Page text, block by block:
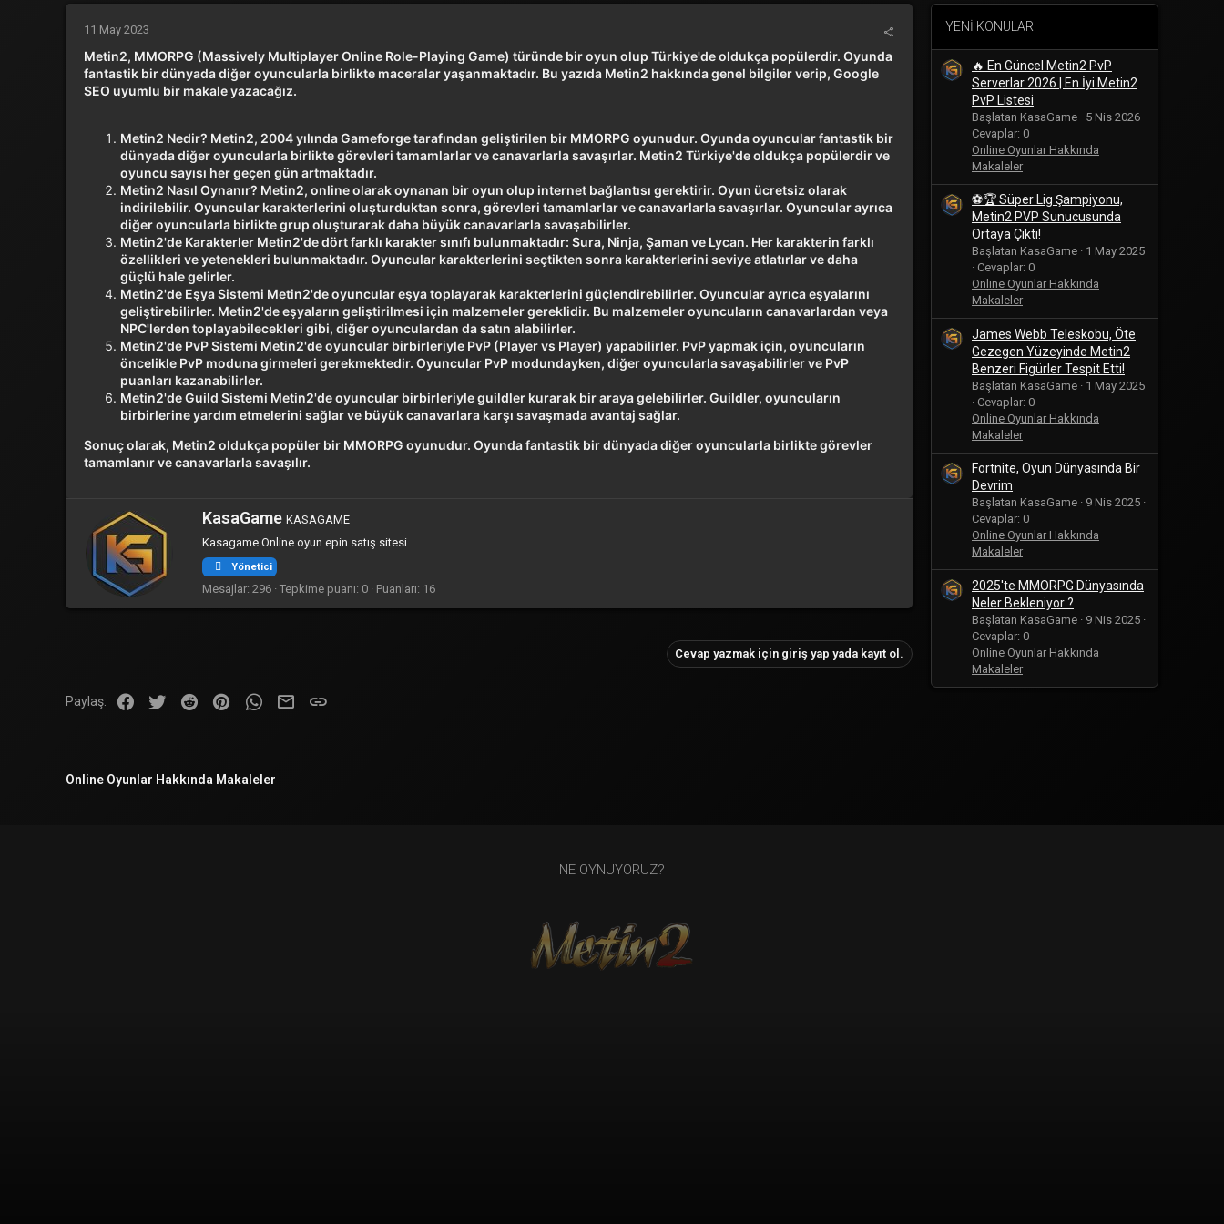
11 May 2023
Metin2, MMORPG (Massively Multiplayer Online Role-Playing Game) türünde bir oyun olup Türkiye'de oldukça popülerdir. Oyunda
fantastik bir dünyada diğer oyuncularla birlikte maceralar yaşanmaktadır. Bu yazıda Metin2 hakkında genel bilgiler verip, Google
SEO uyumlu bir makale yazacağız.
Metin2 Nedir? Metin2, 2004 yılında Gameforge tarafından geliştirilen bir MMORPG oyunudur. Oyunda oyuncular fantastik bir
dünyada diğer oyuncularla birlikte görevleri tamamlarlar ve canavarlarla savaşırlar. Metin2 Türkiye'de oldukça popülerdir ve
oyuncu sayısı her geçen gün artmaktadır.
Metin2 Nasıl Oynanır? Metin2, online olarak oynanan bir oyun olup internet bağlantısı gerektirir. Oyun ücretsiz olarak
indirilebilir. Oyuncular karakterlerini oluşturduktan sonra, görevleri tamamlarlar ve canavarlarla savaşırlar. Oyuncular ayrıca
diğer oyuncularla birlikte grup oluşturarak daha büyük canavarlarla savaşabilirler.
Metin2'de Karakterler Metin2'de dört farklı karakter sınıfı bulunmaktadır: Sura, Ninja, Şaman ve Lycan. Her karakterin farklı
özellikleri ve yetenekleri bulunmaktadır. Oyuncular karakterlerini seçtikten sonra karakterlerini seviye atlatırlar ve daha
güçlü hale gelirler.
Metin2'de Eşya Sistemi Metin2'de oyuncular eşya toplayarak karakterlerini güçlendirebilirler. Oyuncular ayrıca eşyalarını
geliştirebilirler. Metin2'de eşyaların geliştirilmesi için malzemeler gereklidir. Bu malzemeler oyuncuların canavarlardan veya
NPC'lerden toplayabilecekleri gibi, diğer oyunculardan da satın alabilirler.
Metin2'de PvP Sistemi Metin2'de oyuncular birbirleriyle PvP (Player vs Player) yapabilirler. PvP yapmak için, oyuncuların
öncelikle PvP moduna girmeleri gerekmektedir. Oyuncular PvP modundayken, diğer oyuncularla savaşabilirler ve PvP
puanları kazanabilirler.
Metin2'de Guild Sistemi Metin2'de oyuncular birbirleriyle guildler kurarak bir araya gelebilirler. Guildler, oyuncuların
birbirlerine yardım etmelerini sağlar ve büyük canavarlara karşı savaşmada avantaj sağlar.
Sonuç olarak, Metin2 oldukça popüler bir MMORPG oyunudur. Oyunda fantastik bir dünyada diğer oyuncularla birlikte görevler
tamamlanır ve canavarlarla savaşılır.
Y
a
z
a
r
KasaGame KASAGAME
Kasagame Online oyun epin satış sitesi
Yönetici
Mesajlar 296 Tepkime puanı 0 Puanları 16
Cevap yazmak için giriş yap yada kayıt ol.
Paylaş: Facebook
Twitter Reddit PinterestWhatsApp
E-posta
YENI KONULAR
🔥 En Güncel Metin2 PvP
Serverlar 2026 | En İyi Metin2
PvP Listesi
Başlatan KasaGame
5 Nis 2026
Cevaplar: 0
Online Oyunlar Hakkında
Makaleler
⚽🏆 Süper Lig Şampiyonu,
Metin2 PVP Sunucusunda
Ortaya Çıktı!
Başlatan KasaGame
1 May 2025
Cevaplar: 0
Online Oyunlar Hakkında
Makaleler
James Webb Teleskobu, Öte
Gezegen Yüzeyinde Metin2
Benzeri Figürler Tespit Etti!
Başlatan KasaGame
1 May 2025
Cevaplar: 0
Online Oyunlar Hakkında
Makaleler
Fortnite, Oyun Dünyasında Bir
Devrim
Başlatan KasaGame
9 Nis 2025
Cevaplar: 0
Online Oyunlar Hakkında
Makaleler
2025'te MMORPG Dünyasında
Neler Bekleniyor ?
Başlatan KasaGame
9 Nis 2025
Cevaplar: 0
Online Oyunlar Hakkında
Makaleler
Online Oyunlar Hakkında Makaleler
NE OYNUYORUZ?